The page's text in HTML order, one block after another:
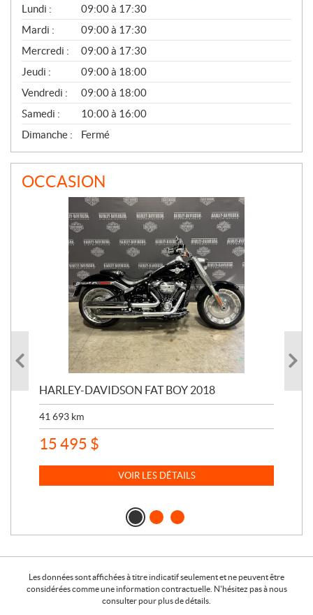
G
É
N
É
R
A
L
Lundi :
09:00 à 17:30
Mardi :
09:00 à 17:30
Mercredi :
09:00 à 17:30
Jeudi :
09:00 à 18:00
Vendredi :
09:00 à 18:00
Samedi :
10:00 à 16:00
Dimanche :
Fermé
OCCASION
HARLEY-DAVIDSON FAT BOY 2018
41 693 km
15 495 $
VOIR LES DÉTAILS
Les données sont affichées à titre indicatif seulement et ne peuvent être
considérées comme une information contractuelle. N'hésitez pas à nous
consulter pour plus de détails.